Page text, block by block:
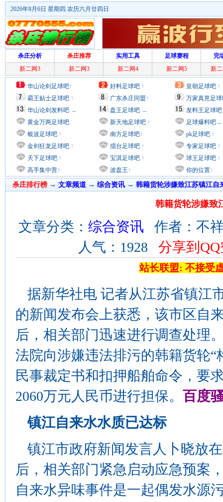
2026年8月6日 星期四 农历六月廿四日
杀庄分析 杀庄推荐 实用工具 足球赛程
完
新二网3
新二网3 新二网4 新二网5 新
华山论剑足球吧↑
霸王贴士足球吧 ↑
华山论剑发料吧 →
黄金万两足球吧
银波足球吧 ↑
金剑狂龙足球吧 ↑
天下足球吧 ↑
高手集中营↑
好料足球吧 ↑
广东杀庄同盟↑
盘王足球吧 →
新天地足球吧 ↑
南方足球吧↑
擂台足球吧 ↑
宝淇足球吧 ↑
波盘王↑
皇朝足球吧 ↑
万家真意足
发料王足球吧
足球爆料吧→
pk足球吧 ↑
专家足球吧 ↑
球王足球吧 ↑
你的位置↑
杀庄排行榜 → 文章频道→ 综合资讯 → 韩籍货轮涉嫌致江苏镇江自
韩籍货轮涉嫌致
文章分类： 综合资讯 作者：不
人气：1928 分享到
站长联盟: 不接受
据新华社电 记者从江苏省镇江
的新闻发布会上获悉，该市区自
后，相关部门迅速进行调查处理
法院向涉嫌违法排污的韩籍货轮“
民事裁定书和扣押船舶命令，要
2060万元人民币进行担保。 百度
镇江自来水水质已达标
镇江市政府新闻发言人卜晓放
后，相关部门紧急启动应急预案
自来水异味事件是一起偶发水源